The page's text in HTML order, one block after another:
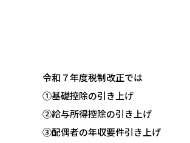
令和７年度税制改正では
①基礎控除の引き上げ
②給与所得控除の引き上げ
③配偶者の年収要件引き上げ